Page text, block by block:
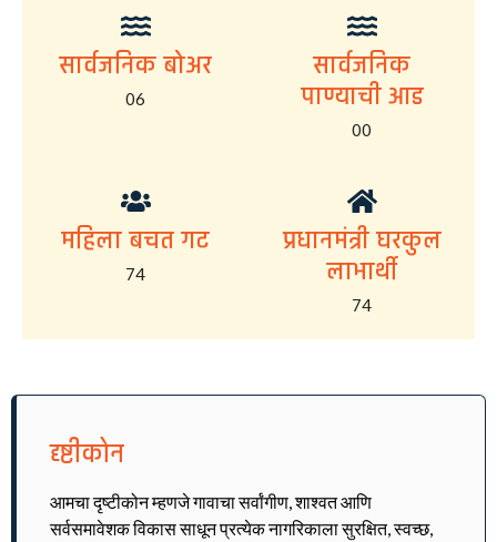
सार्वजनिक बोअर
06
सार्वजनिक
पाण्याची आड
00
महिला बचत गट
74
प्रधानमंत्री घरकुल
लाभार्थी
74
दृष्टीकोन
आमचा दृष्टीकोन म्हणजे गावाचा सर्वांगीण, शाश्वत आणि
सर्वसमावेशक विकास साधून प्रत्येक नागरिकाला सुरक्षित, स्वच्छ,